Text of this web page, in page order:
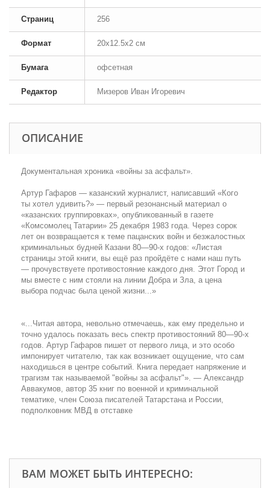
Страниц 256
Формат 20x12.5x2 см
Бумага офсетная
Редактор Мизеров Иван Игоревич
ОПИСАНИЕ
Документальная хроника «войны за асфальт».
Артур Гафаров — казанский журналист, написавший «Кого
ты хотел удивить?» — первый резонансный материал о
«казанских группировках», опубликованный в газете
«Комсомолец Татарии» 25 декабря 1983 года. Через сорок
лет он возвращается к теме пацанских войн и безжалостных
криминальных будней Казани 80—90-х годов: «Листая
страницы этой книги, вы ещё раз пройдёте с нами наш путь
— прочувствуете противостояние каждого дня. Этот Город и
мы вместе с ним стояли на линии Добра и Зла, а цена
выбора подчас была ценой жизни...»
«...Читая автора, невольно отмечаешь, как ему предельно и
точно удалось показать весь спектр противостояний 80—90-х
годов. Артур Гафаров пишет от первого лица, и это особо
импонирует читателю, так как возникает ощущение, что сам
находишься в центре событий. Книга передает напряжение и
трагизм так называемой "войны за асфальт"». — Александр
Аввакумов, автор 35 книг по военной и криминальной
тематике, член Союза писателей Татарстана и России,
подполковник МВД в отставке
ВАМ МОЖЕТ БЫТЬ ИНТЕРЕСНО: